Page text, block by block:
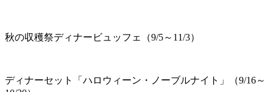
秋の収穫祭ディナービュッフェ（9/5～11/3）
ディナーセット「ハロウィーン・ノーブルナイト」（9/16～